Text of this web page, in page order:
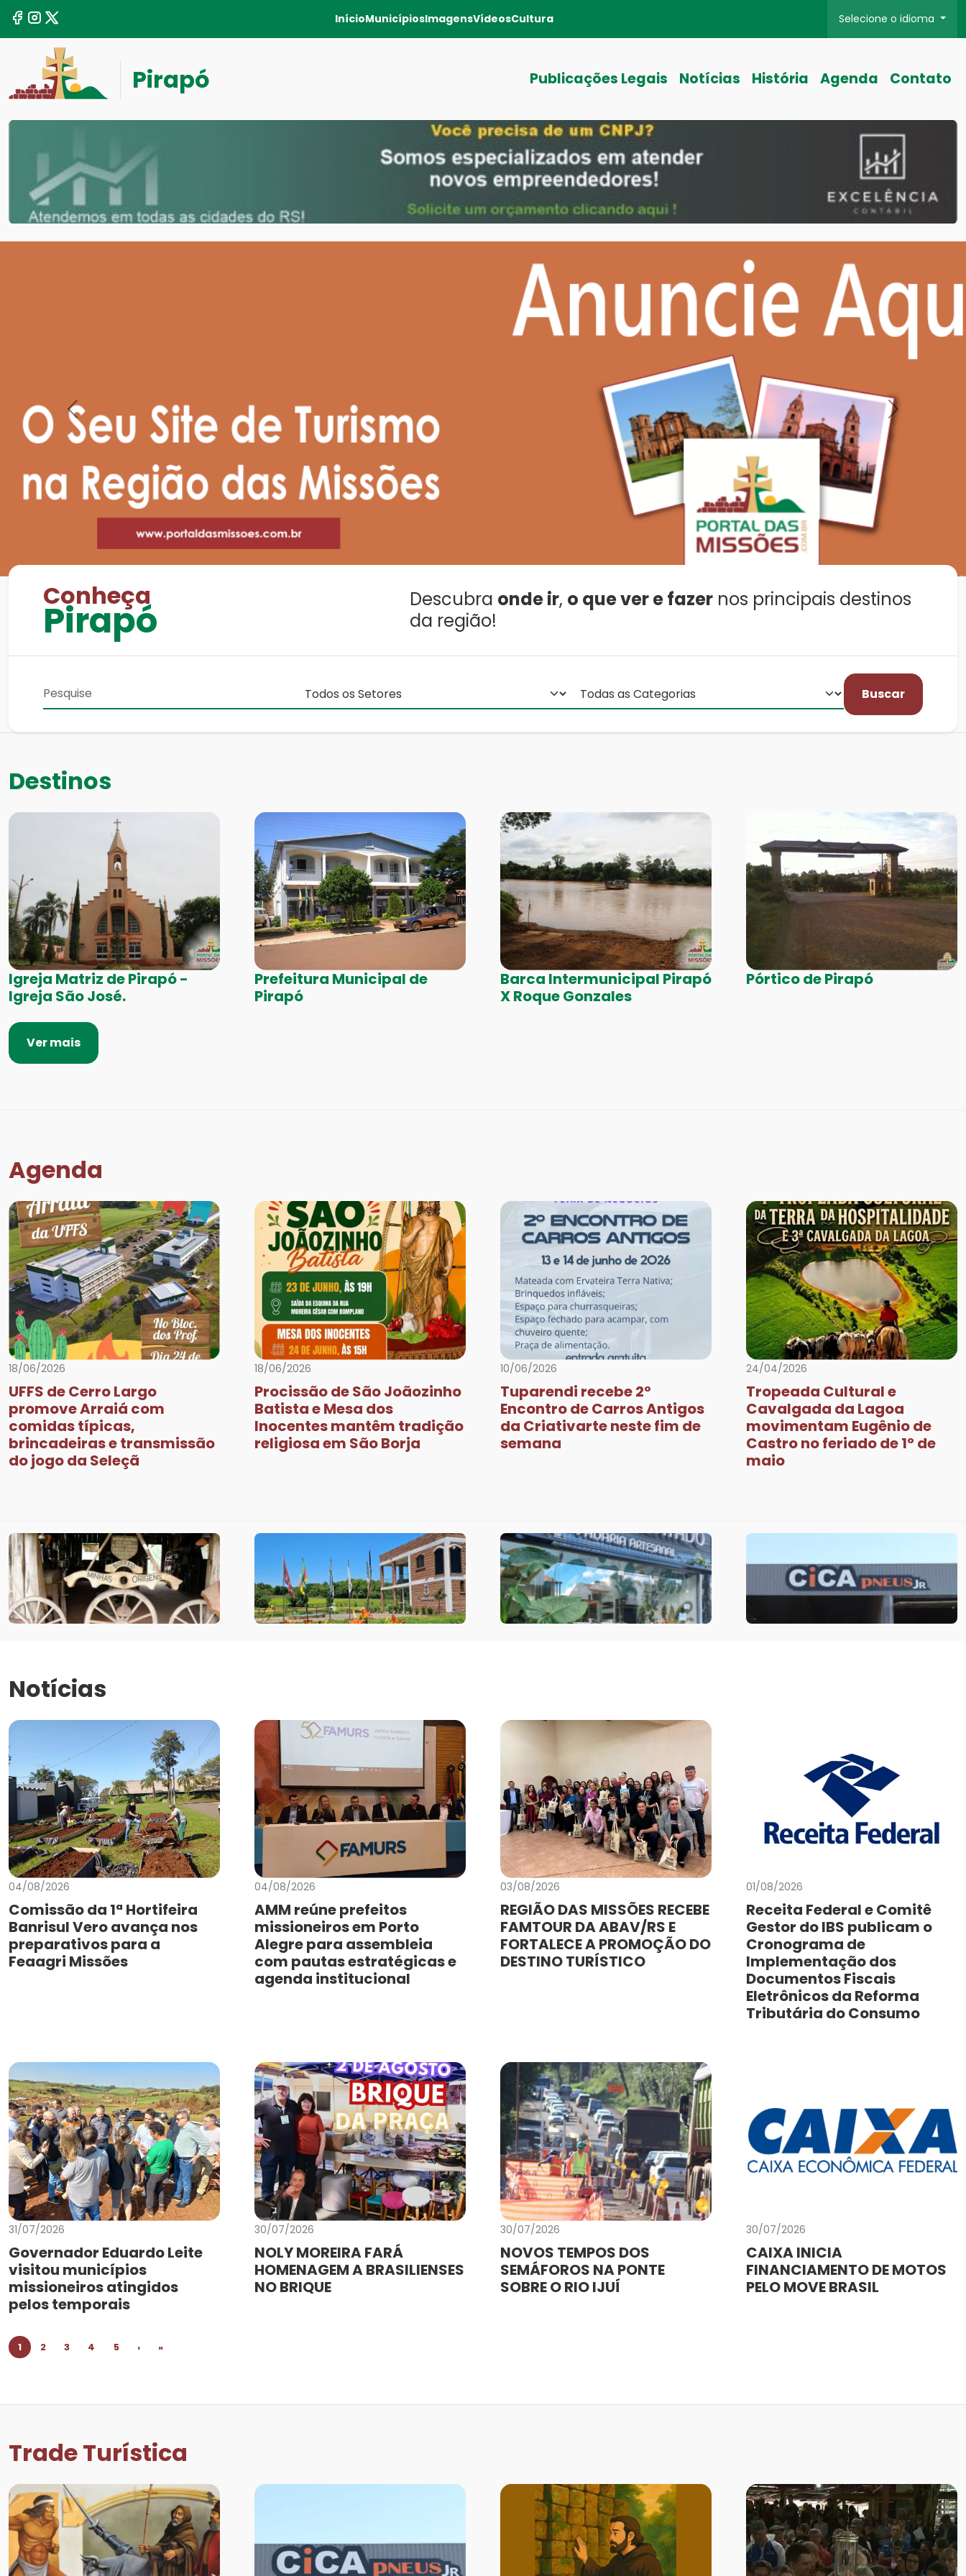
InícioMunicípiosImagensVídeosCultura Selecione o idioma
Pirapó Publicações Legais Notícias História Agenda Contato
Previous Next
Conheça
Pirapó Descubra onde ir, o que ver e fazer nos principais destinos
da região!
Buscar
Destinos
Igreja Matriz de Pirapó -
Igreja São José.
Prefeitura Municipal de
Pirapó
Barca Intermunicipal Pirapó
X Roque Gonzales
Pórtico de Pirapó
Ver mais
Agenda
18/06/2026
UFFS de Cerro Largo
promove Arraiá com
comidas típicas,
brincadeiras e transmissão
do jogo da Seleçã
18/06/2026
Procissão de São Joãozinho
Batista e Mesa dos
Inocentes mantêm tradição
religiosa em São Borja
10/06/2026
Tuparendi recebe 2º
Encontro de Carros Antigos
da Criativarte neste fim de
semana
24/04/2026
Tropeada Cultural e
Cavalgada da Lagoa
movimentam Eugênio de
Castro no feriado de 1º de
maio
Previous Next
Notícias
04/08/2026
Comissão da 1ª Hortifeira
Banrisul Vero avança nos
preparativos para a
Feaagri Missões
04/08/2026
AMM reúne prefeitos
missioneiros em Porto
Alegre para assembleia
com pautas estratégicas e
agenda institucional
03/08/2026
REGIÃO DAS MISSÕES RECEBE
FAMTOUR DA ABAV/RS E
FORTALECE A PROMOÇÃO DO
DESTINO TURÍSTICO
01/08/2026
Receita Federal e Comitê
Gestor do IBS publicam o
Cronograma de
Implementação dos
Documentos Fiscais
Eletrônicos da Reforma
Tributária do Consumo
31/07/2026
Governador Eduardo Leite
visitou municípios
missioneiros atingidos
pelos temporais
30/07/2026
NOLY MOREIRA FARÁ
HOMENAGEM A BRASILIENSES
NO BRIQUE
30/07/2026
NOVOS TEMPOS DOS
SEMÁFOROS NA PONTE
SOBRE O RIO IJUÍ
30/07/2026
CAIXA INICIA
FINANCIAMENTO DE MOTOS
PELO MOVE BRASIL
1 2 3 4 5 › »
Trade Turística